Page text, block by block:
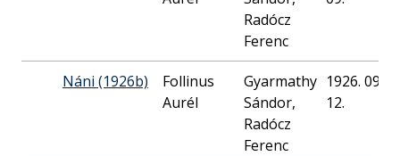
Radócz
Ferenc
Náni (1926b)
Follinus
Aurél
Gyarmathy
Sándor,
Radócz
Ferenc
1926. 09.
12.